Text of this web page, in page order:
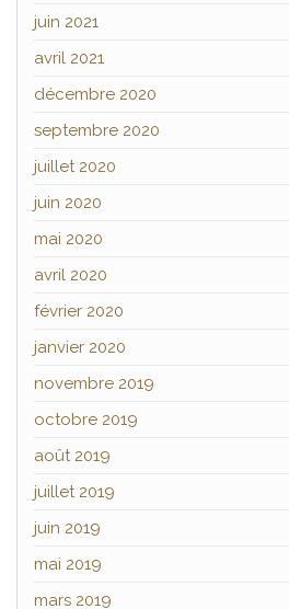
juin 2021
avril 2021
décembre 2020
septembre 2020
juillet 2020
juin 2020
mai 2020
avril 2020
février 2020
janvier 2020
novembre 2019
octobre 2019
août 2019
juillet 2019
juin 2019
mai 2019
mars 2019